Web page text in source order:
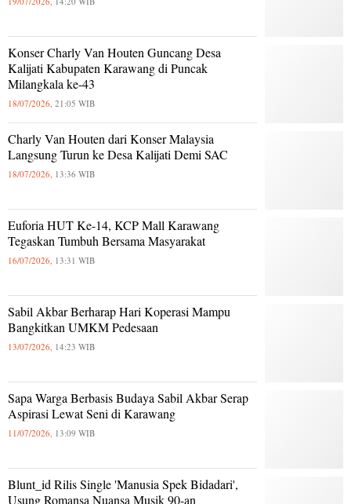
Konser Charly Van Houten Guncang Desa
Kalijati Kabupaten Karawang di Puncak
Milangkala ke-43
18/07/2026, 21:05 WIB
Charly Van Houten dari Konser Malaysia
Langsung Turun ke Desa Kalijati Demi SAC
18/07/2026, 13:36 WIB
Euforia HUT Ke-14, KCP Mall Karawang
Tegaskan Tumbuh Bersama Masyarakat
16/07/2026, 13:31 WIB
Sabil Akbar Berharap Hari Koperasi Mampu
Bangkitkan UMKM Pedesaan
13/07/2026, 14:23 WIB
Sapa Warga Berbasis Budaya Sabil Akbar Serap
Aspirasi Lewat Seni di Karawang
11/07/2026, 13:09 WIB
Blunt_id Rilis Single 'Manusia Spek Bidadari',
Usung Romansa Nuansa Musik 90-an